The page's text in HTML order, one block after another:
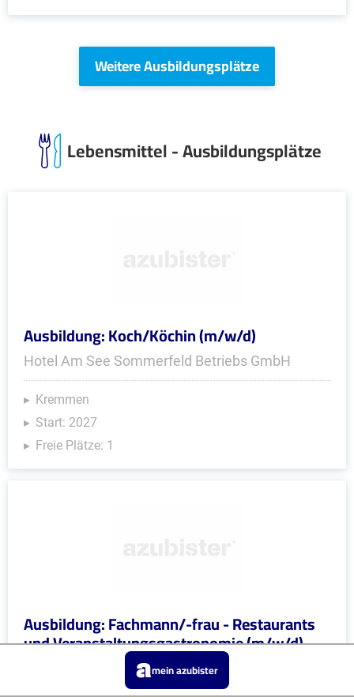
Weitere Ausbildungsplätze
Lebensmittel - Ausbildungsplätze
Ausbildung: Koch/Köchin (m/w/d)
Hotel Am See Sommerfeld Betriebs GmbH
Kremmen
Start: 2027
Freie Plätze: 1
Ausbildung: Fachmann/-frau - Restaurants
und Veranstaltungsgastronomie (m/w/d)
Hotel Am See Sommerfeld Betriebs GmbH
mein azubister